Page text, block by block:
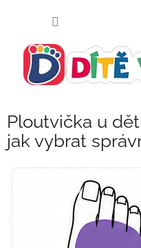
Ploutvička u
jak vybrat